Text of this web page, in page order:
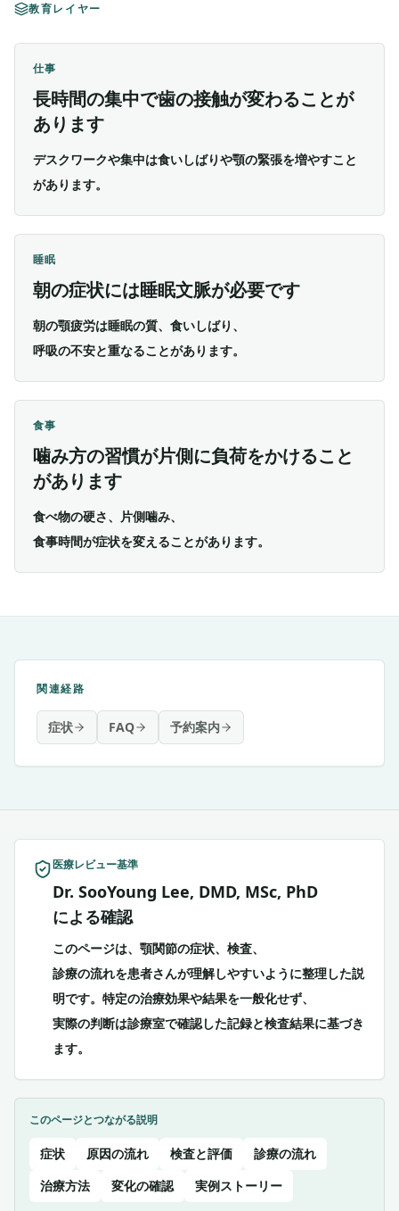
教育レイヤー
仕事
長時間の集中で歯の接触が変わることが
あります
デスクワークや集中は食いしばりや顎の緊張を増やすこと
があります。
睡眠
朝の症状には睡眠文脈が必要です
朝の顎疲労は睡眠の質、食いしばり、
呼吸の不安と重なることがあります。
食事
噛み方の習慣が片側に負荷をかけること
があります
食べ物の硬さ、片側噛み、
食事時間が症状を変えることがあります。
関連経路
症状 FAQ 予約案内
医療レビュー基準
Dr. SooYoung Lee, DMD, MSc, PhD
による確認
このページは、顎関節の症状、検査、
診療の流れを患者さんが理解しやすいように整理した説
明です。特定の治療効果や結果を一般化せず、
実際の判断は診療室で確認した記録と検査結果に基づき
ます。
このページとつながる説明
症状 原因の流れ 検査と評価
診療の流れ
治療方法
変化の確認 実例ストーリー